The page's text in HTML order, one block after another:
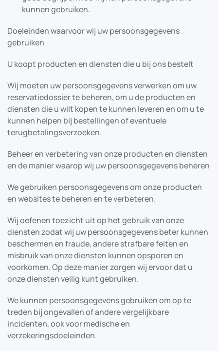
kunnen gebruiken.
Doeleinden waarvoor wij uw persoonsgegevens
gebruiken
U koopt producten en diensten die u bij ons bestelt
Wij moeten uw persoonsgegevens verwerken om uw
reservatiedossier te beheren, om u de producten en
diensten die u wilt kopen te kunnen leveren en om u te
kunnen helpen bij bestellingen of eventuele
terugbetalingsverzoeken.
Beheer en verbetering van onze producten en diensten
en de manier waarop wij uw persoonsgegevens beheren
We gebruiken persoonsgegevens om onze producten
en websites te beheren en te verbeteren.
Wij oefenen toezicht uit op het gebruik van onze
diensten zodat wij uw persoonsgegevens beter kunnen
beschermen en fraude, andere strafbare feiten en
misbruik van onze diensten kunnen opsporen en
voorkomen. Op deze manier zorgen wij ervoor dat u
onze diensten veilig kunt gebruiken.
We kunnen persoonsgegevens gebruiken om op te
treden bij ongevallen of andere vergelijkbare
incidenten, ook voor medische en
verzekeringsdoeleinden.